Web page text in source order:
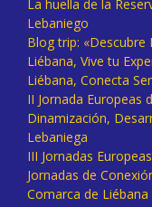
La huella de la
Lebaniego
Blog trip: «Descubre
Liébana, Vive tu
Liébana, Conecta
II Jornada Europeas
Dinamización,
Lebaniega
III Jornadas
Jornadas de
Comarca de Liébana